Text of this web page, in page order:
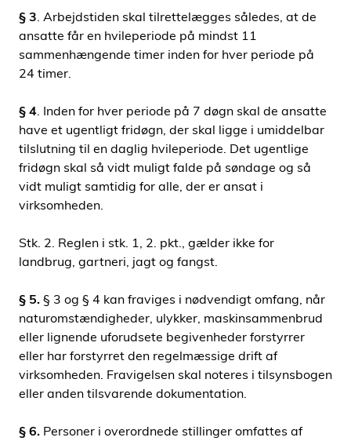
§ 3. Arbejdstiden skal tilrettelægges således, at de
ansatte får en hvileperiode på mindst 11
sammenhængende timer inden for hver periode på
24 timer.
§ 4. Inden for hver periode på 7 døgn skal de ansatte
have et ugentligt fridøgn, der skal ligge i umiddelbar
tilslutning til en daglig hvileperiode. Det ugentlige
fridøgn skal så vidt muligt falde på søndage og så
vidt muligt samtidig for alle, der er ansat i
virksomheden.
Stk. 2. Reglen i stk. 1, 2. pkt., gælder ikke for
landbrug, gartneri, jagt og fangst.
§ 5. § 3 og § 4 kan fraviges i nødvendigt omfang, når
naturomstændigheder, ulykker, maskinsammenbrud
eller lignende uforudsete begivenheder forstyrrer
eller har forstyrret den regelmæssige drift af
virksomheden. Fravigelsen skal noteres i tilsynsbogen
eller anden tilsvarende dokumentation.
§ 6. Personer i overordnede stillinger omfattes af